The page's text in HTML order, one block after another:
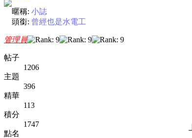
暱稱: 小誌
頭銜: 曾經也是水電工
管理員
帖子
1206
主題
396
精華
113
積分
1747
點名